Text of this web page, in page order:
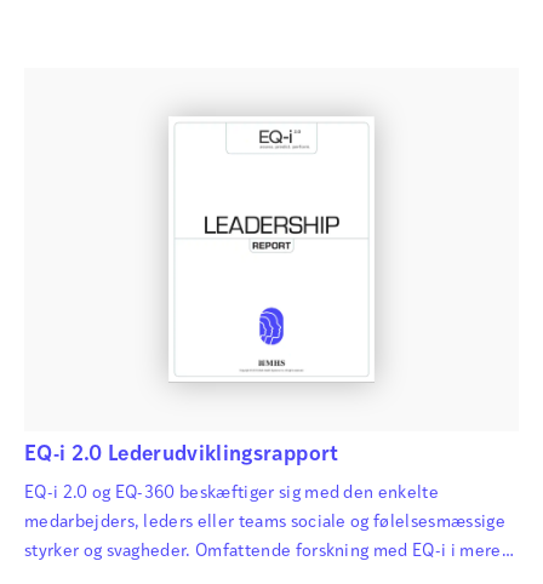
EQ-i 2.0 Lederudviklingsrapport
EQ-i 2.0 og EQ-360 beskæftiger sig med den enkelte
medarbejders, leders eller teams sociale og følelsesmæssige
styrker og svagheder. Omfattende forskning med EQ-i i mere